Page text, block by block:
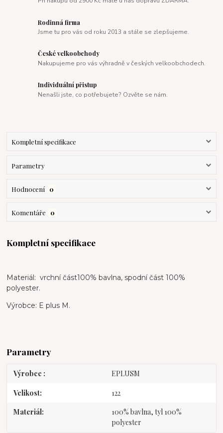
Rodinná firma
Jsme tu pro vás od roku 2013 a stále se zlepšujeme.
České velkoobchody
Nakupujeme pro vás výhradně v českých velkoobchodech.
Individuální přistup
Nenašli jste, co potřebujete? Ozvěte se nám.
Kompletní specifikace
Parametry
Hodnocení 0
Komentáře 0
Kompletní specifikace
Materiál: vrchní část100% bavlna, spodní část 100%
polyester.
Výrobce: E plus M.
Parametry
Výrobce EPLUSM
Velikost 122
Materiál
100% bavlna, tyl 100%
polyester